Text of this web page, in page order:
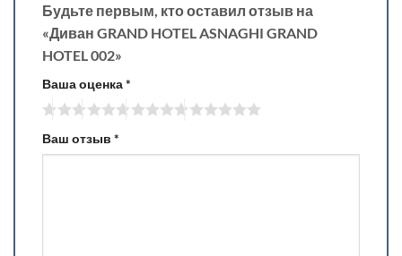
Будьте первым, кто оставил отзыв на
«Диван GRAND HOTEL ASNAGHI GRAND
HOTEL 002»
Ваша оценка*
Ваш отзыв *